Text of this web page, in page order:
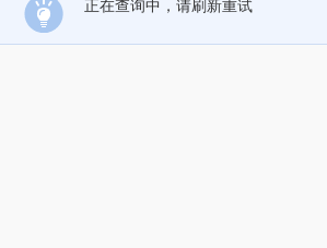
正在查询中，请刷新重试